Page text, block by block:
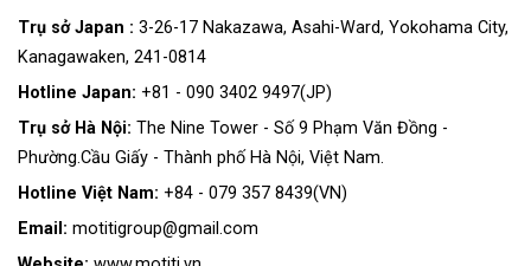
Trụ sở Japan : 3-26-17 Nakazawa, Asahi-Ward, Yokohama City,
Kanagawaken, 241-0814
Hotline Japan: +81 - 090 3402 9497(JP)
Trụ sở Hà Nội: The Nine Tower - Số 9 Phạm Văn Đồng -
Phường.Cầu Giấy - Thành phố Hà Nội, Việt Nam.
Hotline Việt Nam: +84 - 079 357 8439(VN)
Email: motitigroup@gmail.com